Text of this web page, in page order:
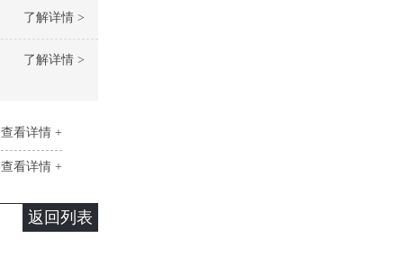
了解详情 >
了解详情 >
查看详情 +
查看详情 +
返回列表